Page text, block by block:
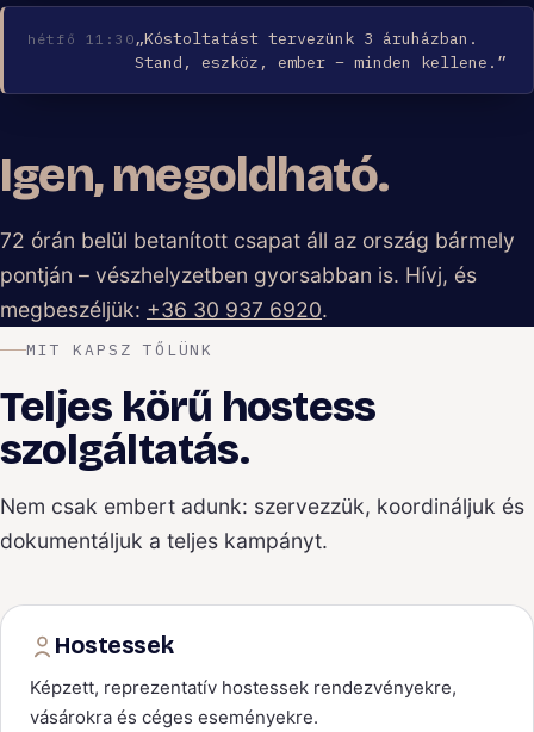
hétfő 11:30 „Kóstoltatást tervezünk 3 áruházban.
Stand, eszköz, ember – minden kellene.”
Igen, megoldható.
72 órán belül betanított csapat áll az ország bármely
pontján – vészhelyzetben gyorsabban is. Hívj, és
megbeszéljük: +36 30 937 6920.
MIT KAPSZ TŐLÜNK
Teljes körű hostess
szolgáltatás.
Nem csak embert adunk: szervezzük, koordináljuk és
dokumentáljuk a teljes kampányt.
Hostessek
Képzett, reprezentatív hostessek rendezvényekre,
vásárokra és céges eseményekre.